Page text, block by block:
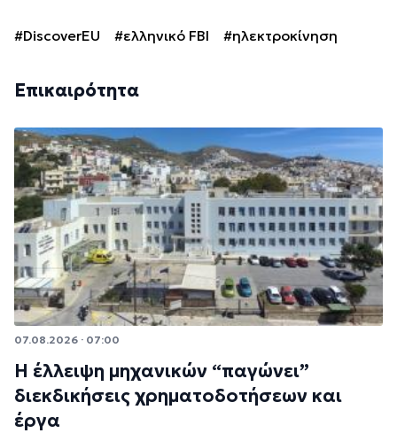
#DiscoverEU #ελληνικό FBI #ηλεκτροκίνηση
Επικαιρότητα
07.08.2026 · 07:00
Η έλλειψη μηχανικών “παγώνει”
διεκδικήσεις χρηματοδοτήσεων και
έργα